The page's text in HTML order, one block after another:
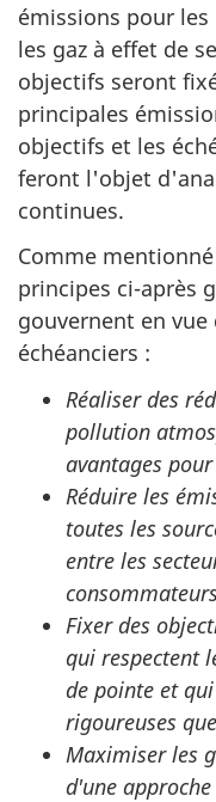
émissions pour
les gaz à effet de
objectifs seront
principales
objectifs et les
feront l'objet
continues.
Comme
principes ci-après
gouvernent en
échéanciers :
Réaliser des
pollution
avantages
Réduire les
toutes les
entre les
Fixer des
qui respectent
de pointe et
rigoureuses
Maximiser les
d'une